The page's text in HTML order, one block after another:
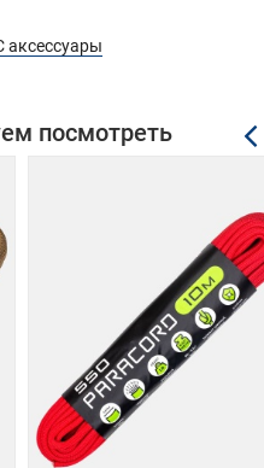
снаряжения.
износостойкость. Он
и устойчив к
и не
спасательных
высокой нагрузочной
- алюминий;
оси кН;
см;
аксессуары
посмотреть